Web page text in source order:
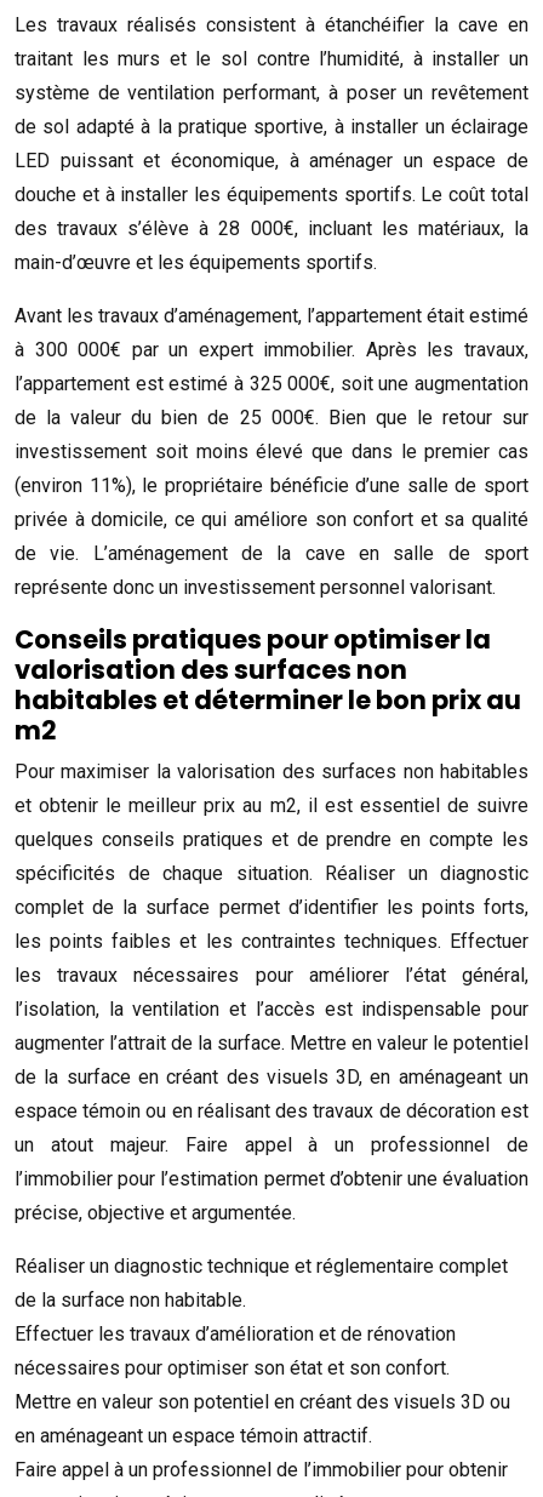
Les travaux réalisés consistent à étanchéifier la cave en
traitant les murs et le sol contre l’humidité, à installer un
système de ventilation performant, à poser un revêtement
de sol adapté à la pratique sportive, à installer un éclairage
LED puissant et économique, à aménager un espace de
douche et à installer les équipements sportifs. Le coût total
des travaux s’élève à 28 000€, incluant les matériaux, la
main-d’œuvre et les équipements sportifs.
Avant les travaux d’aménagement, l’appartement était estimé
à 300 000€ par un expert immobilier. Après les travaux,
l’appartement est estimé à 325 000€, soit une augmentation
de la valeur du bien de 25 000€. Bien que le retour sur
investissement soit moins élevé que dans le premier cas
(environ 11%), le propriétaire bénéficie d’une salle de sport
privée à domicile, ce qui améliore son confort et sa qualité
de vie. L’aménagement de la cave en salle de sport
représente donc un investissement personnel valorisant.
Conseils pratiques pour optimiser la
valorisation des surfaces non
habitables et déterminer le bon prix au
m2
Pour maximiser la valorisation des surfaces non habitables
et obtenir le meilleur prix au m2, il est essentiel de suivre
quelques conseils pratiques et de prendre en compte les
spécificités de chaque situation. Réaliser un diagnostic
complet de la surface permet d’identifier les points forts,
les points faibles et les contraintes techniques. Effectuer
les travaux nécessaires pour améliorer l’état général,
l’isolation, la ventilation et l’accès est indispensable pour
augmenter l’attrait de la surface. Mettre en valeur le potentiel
de la surface en créant des visuels 3D, en aménageant un
espace témoin ou en réalisant des travaux de décoration est
un atout majeur. Faire appel à un professionnel de
l’immobilier pour l’estimation permet d’obtenir une évaluation
précise, objective et argumentée.
Réaliser un diagnostic technique et réglementaire complet
de la surface non habitable.
Effectuer les travaux d’amélioration et de rénovation
nécessaires pour optimiser son état et son confort.
Mettre en valeur son potentiel en créant des visuels 3D ou
en aménageant un espace témoin attractif.
Faire appel à un professionnel de l’immobilier pour obtenir